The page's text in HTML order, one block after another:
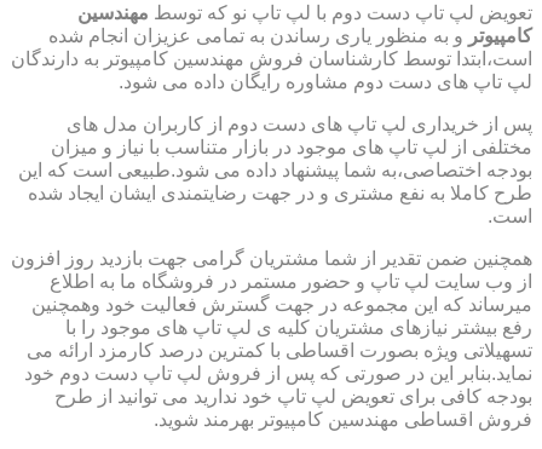
تعویض لپ تاپ دست دوم با لپ تاپ نو که توسط مهندسین
کامپیوتر و به منظور یاری رساندن به تمامی عزیزان انجام شده
است،ابتدا توسط کارشناسان فروش مهندسین کامپیوتر به دارندگان
لپ تاپ های دست دوم مشاوره رایگان داده می شود.
پس از خریداری لپ تاپ های دست دوم از کاربران مدل های
مختلفی از لپ تاپ های موجود در بازار متناسب با نیاز و میزان
بودجه اختصاصی،به شما پیشنهاد داده می شود.طبیعی است که این
طرح کاملا به نفع مشتری و در جهت رضایتمندی ایشان ایجاد شده
است.
همچنین ضمن تقدیر از شما مشتریان گرامی جهت بازدید روز افزون
از وب سایت لپ تاپ و حضور مستمر در فروشگاه ما به اطلاع
میرساند که این مجموعه در جهت گسترش فعالیت خود وهمچنین
رفع بیشتر نیازهای مشتریان کلیه ی لپ تاپ های موجود را با
تسهیلاتی ویژه بصورت اقساطی با کمترین درصد کارمزد ارائه می
نماید.بنابر این در صورتی که پس از فروش لپ تاپ دست دوم خود
بودجه کافی برای تعویض لپ تاپ خود ندارید می توانید از طرح
فروش اقساطی مهندسین کامپیوتر بهرمند شوید.